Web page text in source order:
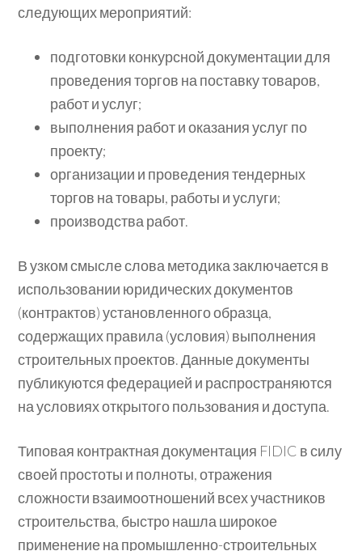
следующих мероприятий:
подготовки конкурсной документации для
проведения торгов на поставку товаров,
работ и услуг;
выполнения работ и оказания услуг по
проекту;
организации и проведения тендерных
торгов на товары, работы и услуги;
производства работ.
В узком смысле слова методика заключается в
использовании юридических документов
(контрактов) установленного образца,
содержащих правила (условия) выполнения
строительных проектов. Данные документы
публикуются федерацией и распространяются
на условиях открытого пользования и доступа.
Типовая контрактная документация FIDIC в силу
своей простоты и полноты, отражения
сложности взаимоотношений всех участников
строительства, быстро нашла широкое
применение на промышленно-строительных